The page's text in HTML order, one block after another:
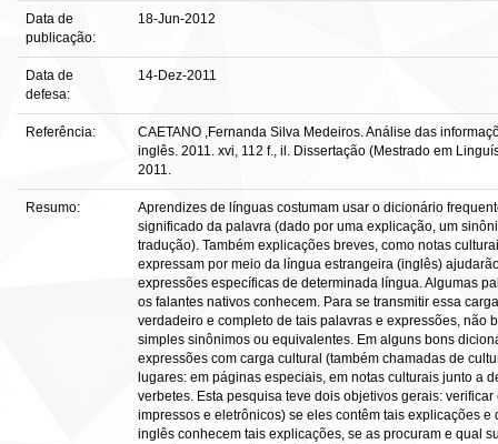
Data de
publicação:
18-Jun-2012
Data de
defesa:
14-Dez-2011
Referência:
CAETANO ,Fernanda Silva Medeiros. Análise das
inglês. 2011. xvi, 112 f., il. Dissertação (Mestrado em
2011.
Resumo:
Aprendizes de línguas costumam usar o dicionário
significado da palavra (dado por uma explicação, um
tradução). Também explicações breves, como notas
expressam por meio da língua estrangeira (inglês)
expressões específicas de determinada língua. Algumas
os falantes nativos conhecem. Para se transmitir essa
verdadeiro e completo de tais palavras e expressões, não
simples sinônimos ou equivalentes. Em alguns bons
expressões com carga cultural (também chamadas de
lugares: em páginas especiais, em notas culturais junto a
verbetes. Esta pesquisa teve dois objetivos gerais:
impressos e eletrônicos) se eles contêm tais explicações
inglês conhecem tais explicações, se as procuram e qual